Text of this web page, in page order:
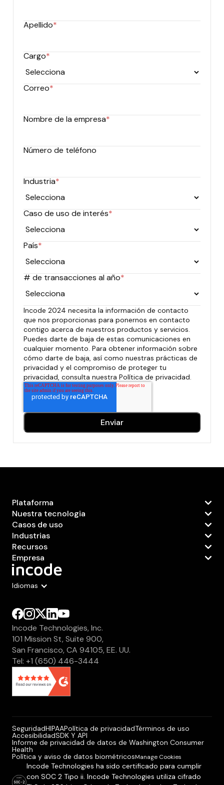
Apellido*
Cargo*
Correo*
Nombre de la empresa*
Número de teléfono
Industria*
Caso de uso de interés*
País*
# de transacciones al año*
Incode 2024 necesita la información de contacto
que nos proporcionas para ponernos en contacto
contigo acerca de nuestros productos y servicios.
Puedes darte de baja de estas comunicaciones en
cualquier momento. Para obtener información sobre
cómo darte de baja, así como nuestras prácticas de
privacidad y el compromiso de proteger tu
privacidad, consulta nuestra Política de privacidad.
Idiomas
Incode Technologies, Inc.
101 Mission St, Suite 900,
San Francisco, CA 94105, EE. UU.
Tel: +1 (650) 446-3444
Plataforma
Nuestra tecnologia
Casos de uso
Industrias
Recursos
Empresa
SeguridadHIPAAPolítica de privacidadTérminos de uso
AccesibilidadSDK Y API
Informe de privacidad de datos de Washington Consumer
Health
Política y aviso de datos biométricosManage Cookies
Incode Technologies ha sido certificado para cumplir
con SOC 2 Tipo ii. Incode Technologies utiliza cifrado